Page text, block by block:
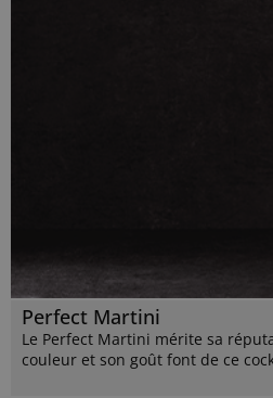
Perfect Martini
Le Perfect Martini mérite sa
couleur et son goût font de ce